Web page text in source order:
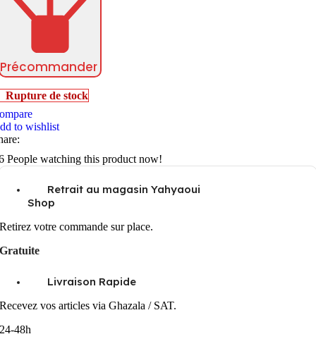
Précommander
Rupture de stock
to wishlist
People watching this product now!
Retrait au magasin Yahyaoui
Shop
Retirez votre commande sur place.
Gratuite
Livraison Rapide
Recevez vos articles via Ghazala / SAT.
24-48h